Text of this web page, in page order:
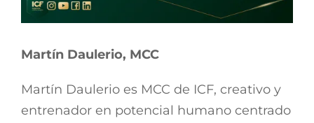
Martín Daulerio, MCC
Martín Daulerio es MCC de ICF, creativo y
entrenador en potencial humano centrado